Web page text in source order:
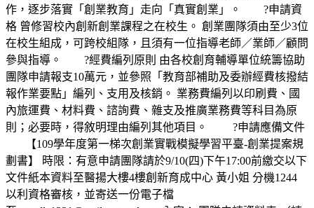
作，逐步落實「創業教育」走向「真實創業」。 ?申請資
格 曾修習校內創新創業課程之在校生。 創業團隊須由至少3位
在校生組成，可跨校組隊，且須有一位指導老師／業師／顧問
參與指導。 ?經費編列原則 由各校創育輔導單位統籌協助
團隊申請報支10萬元，並參照「教育部補助及委辦經費核撥結
報作業要點」編列、支用及核銷。 業務費編列以印刷費、國
內旅運費、材料費、諮詢費、雜支及推廣業務費等科目為原
則；必要時，得敘明理由編列其他項目。 ?申請應備文件
【109學年度第一梯次創業實戰模擬學習平臺-創業提案規
劃書】 時限：有意申請團隊請於9/10(四)下午17:00前繳交以下
文件紙本資料至醫揚大樓4樓創新育成中心 黃小姐 分機1244
以利資格審核，並寄送一份電子檔